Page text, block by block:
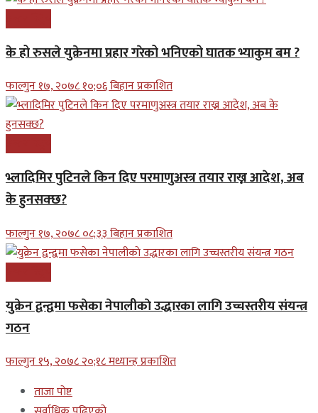
के हो रुसले युक्रेनमा प्रहार गरेको भनिएको घातक भ्याकुम बम ?
फाल्गुन १७, २०७८ १०;०६ बिहान प्रकाशित
भ्लादिमिर पुटिनले किन दिए परमाणुअस्त्र तयार राख्न आदेश, अब
के हुनसक्छ?
फाल्गुन १७, २०७८ ०८;३३ बिहान प्रकाशित
युक्रेन द्वन्द्वमा फसेका नेपालीकाे उद्धारका लागि उच्चस्तरीय संयन्त्र
गठन
फाल्गुन १५, २०७८ २०;१८ मध्यान्ह प्रकाशित
ताजा पोष्ट